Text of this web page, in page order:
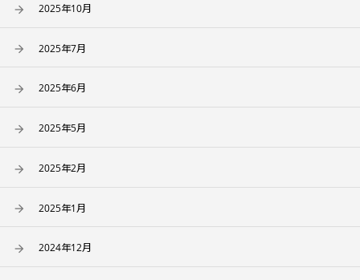
2025年10月
2025年7月
2025年6月
2025年5月
2025年2月
2025年1月
2024年12月